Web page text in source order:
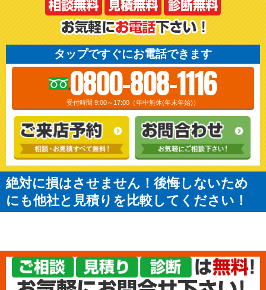
タップですぐにお電話できます
0800-808-1116
受付時間 9:00～17:00（年中無休(年末年始)）
絶対に損はさせません！後悔しないため
にも他社と見積りを比較してください！